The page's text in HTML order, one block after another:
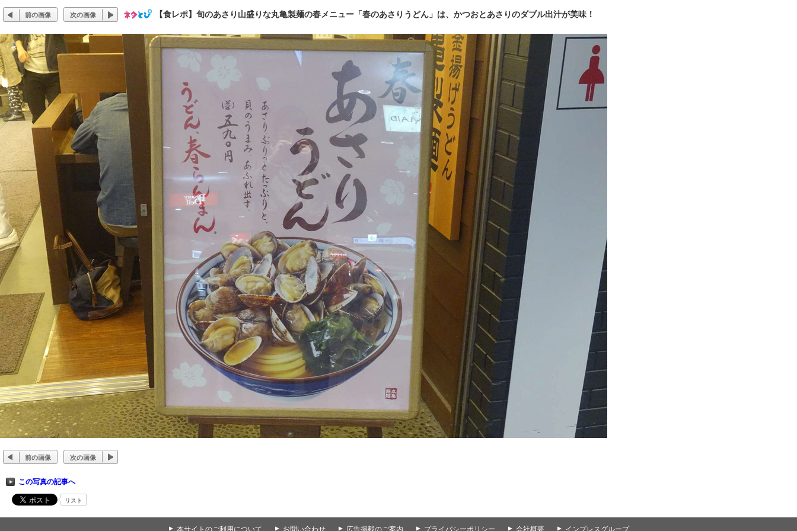
前の画像 次の画像 【食レポ】旬のあさり山盛りな丸亀製麺の春メニュー「春のあさりうどん」は、かつおとあさりのダブル出汁が美味！
前の画像 次の画像
この写真の記事へ
リスト
▲ 本サイトのご利用について ▲ お問い合わせ ▲ 広告掲載のご案内 ▲ プライバシーポリシー ▲ 会社概要 ▲ インプレスグループ